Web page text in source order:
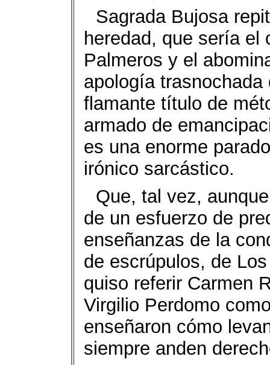
Sagrada Bujosa
heredad, que sería el
Palmeros y el
apología
flamante título de
armado de
es una enorme
irónico sarcástico.
Que, tal vez,
de un esfuerzo de
enseñanzas de la
de escrúpulos, de
quiso referir Carmen
Virgilio Perdomo
enseñaron cómo
siempre anden